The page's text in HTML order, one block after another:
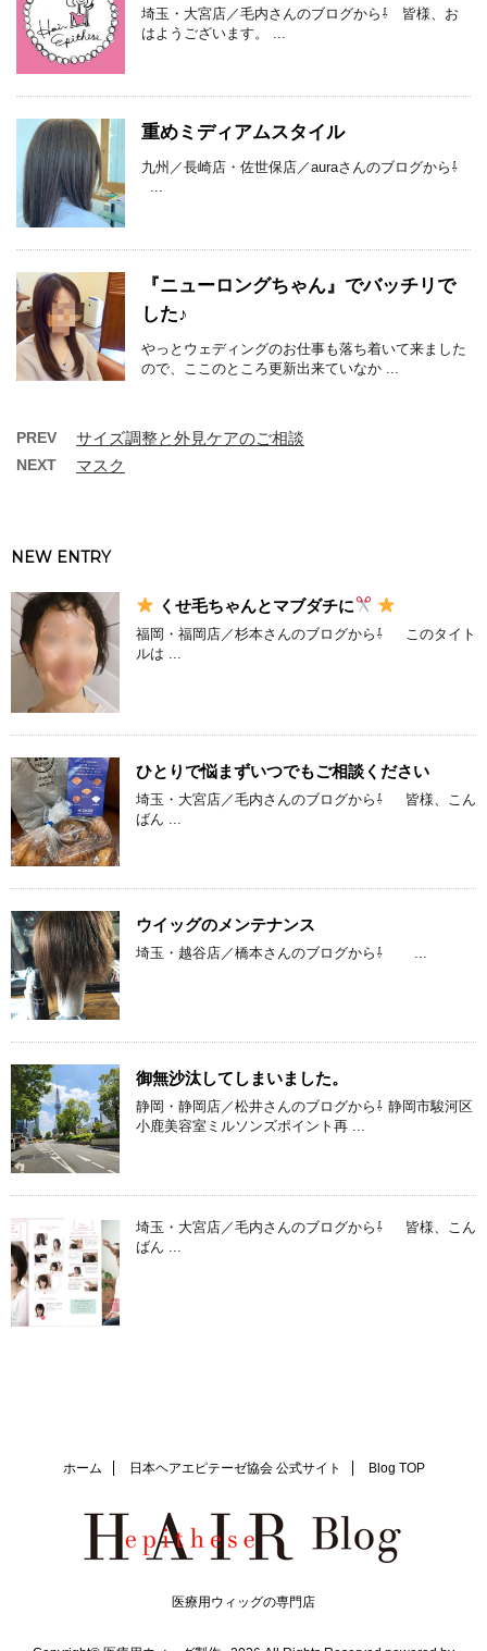
埼玉・大宮店／毛内さんのブログから⇩ 皆様、お
はようございます。 ...
重めミディアムスタイル
九州／長崎店・佐世保店／auraさんのブログから⇩
『ニューロングちゃん』でバッチリで
した♪
やっとウェディングのお仕事も落ち着いて来ました
ので、ここのところ更新出来ていなか ...
PREV サイズ調整と外見ケアのご相談
NEXT マスク
NEW ENTRY
くせ毛ちゃんとマブダチに
福岡・福岡店／杉本さんのブログから⇩ このタイト
ルは ...
ひとりで悩まずいつでもご相談ください
埼玉・大宮店／毛内さんのブログから⇩ 皆様、こん
ばん ...
ウイッグのメンテナンス
埼玉・越谷店／橋本さんのブログから⇩ ...
御無沙汰してしまいました。
静岡・静岡店／松井さんのブログから⇩ 静岡市駿河区
小鹿美容室ミルソンズポイント再 ...
埼玉・大宮店／毛内さんのブログから⇩ 皆様、こん
ばん ...
ホーム 日本ヘアエピテーゼ協会 公式サイト Blog TOP
医療用ウィッグの専門店